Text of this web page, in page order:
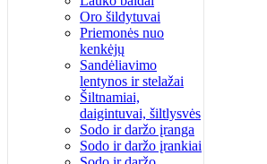
Oro šildytuvai
Priemonės nuo
kenkėjų
Sandėliavimo
lentynos ir stelažai
Šiltnamiai,
daigintuvai, šiltlysvės
Sodo ir daržo įranga
Sodo ir daržo įrankiai